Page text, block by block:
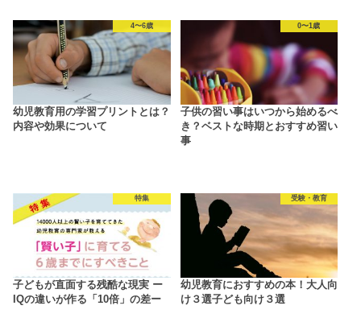
4〜6歳
幼児教育用の学習プリントとは？
内容や効果について
0〜1歳
子供の習い事はいつから始めるべ
き？ベストな時期とおすすめ習い
事
特集
子どもが直面する残酷な現実 ー
IQの違いが作る「10倍」の差ー
受験・教育
幼児教育におすすめの本！大人向
け３選子ども向け３選